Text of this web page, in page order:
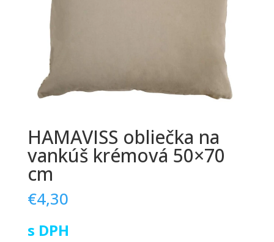
HAMAVISS obliečka na
vankúš krémová 50×70
cm
€4,30
s DPH